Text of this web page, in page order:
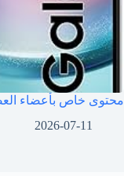
محتوى خاص بأعضاء
2026-07-11